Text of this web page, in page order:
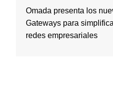
Omada presenta los
Gateways para
redes empresariales